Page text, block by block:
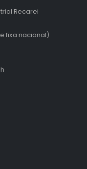
Recarei
fixa nacional)